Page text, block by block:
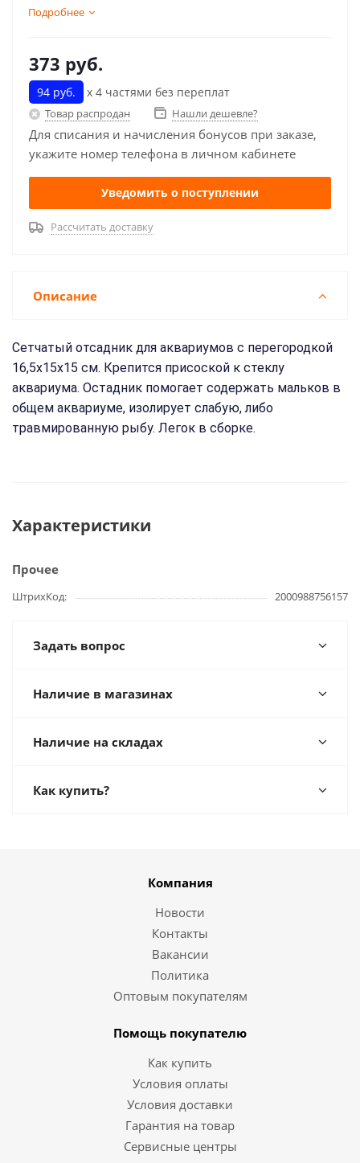
Подробнее
373 руб.
94 руб. х 4 частями без переплат
Товар распродан Нашли дешевле?
Для списания и начисления бонусов при заказе,
укажите номер телефона в личном кабинете
Уведомить о поступлении
Рассчитать доставку
Описание
Сетчатый отсадник для аквариумов с перегородкой
16,5х15х15 см. Крепится присоской к стеклу
аквариума. Остадник помогает содержать мальков в
общем аквариуме, изолирует слабую, либо
травмированную рыбу. Легок в сборке.
Характеристики
Прочее
ШтрихКод 2000988756157
Задать вопрос
Наличие в магазинах
Наличие на складах
Как купить?
Компания
Новости
Контакты
Вакансии
Политика
Оптовым покупателям
Помощь покупателю
Как купить
Условия оплаты
Условия доставки
Гарантия на товар
Сервисные центры